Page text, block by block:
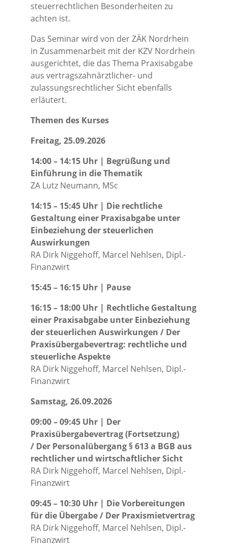
steuerrechtlichen Besonderheiten zu
achten ist.
Das Seminar wird von der ZÄK Nordrhein
in Zusammenarbeit mit der KZV Nordrhein
ausgerichtet, die das Thema Praxisabgabe
aus vertragszahnärztlicher- und
zulassungsrechtlicher Sicht ebenfalls
erläutert.
Themen des Kurses
Freitag, 25.09.2026
14:00 – 14:15 Uhr | Begrüßung und
Einführung in die Thematik
ZA Lutz Neumann, MSc
14:15 – 15:45 Uhr | Die rechtliche
Gestaltung einer Praxisabgabe unter
Einbeziehung der steuerlichen
Auswirkungen
RA Dirk Niggehoff, Marcel Nehlsen, Dipl.-
Finanzwirt
15:45 – 16:15 Uhr | Pause
16:15 – 18:00 Uhr | Rechtliche Gestaltung
einer Praxisabgabe unter Einbeziehung
der steuerlichen Auswirkungen / Der
Praxisübergabevertrag: rechtliche und
steuerliche Aspekte
RA Dirk Niggehoff, Marcel Nehlsen, Dipl.-
Finanzwirt
Samstag, 26.09.2026
09:00 – 09:45 Uhr | Der
Praxisübergabevertrag (Fortsetzung)
/ Der Personalübergang § 613 a BGB aus
rechtlicher und wirtschaftlicher Sicht
RA Dirk Niggehoff, Marcel Nehlsen, Dipl.-
Finanzwirt
09:45 – 10:30 Uhr | Die Vorbereitungen
für die Übergabe / Der Praxismietvertrag
RA Dirk Niggehoff, Marcel Nehlsen, Dipl.-
Finanzwirt